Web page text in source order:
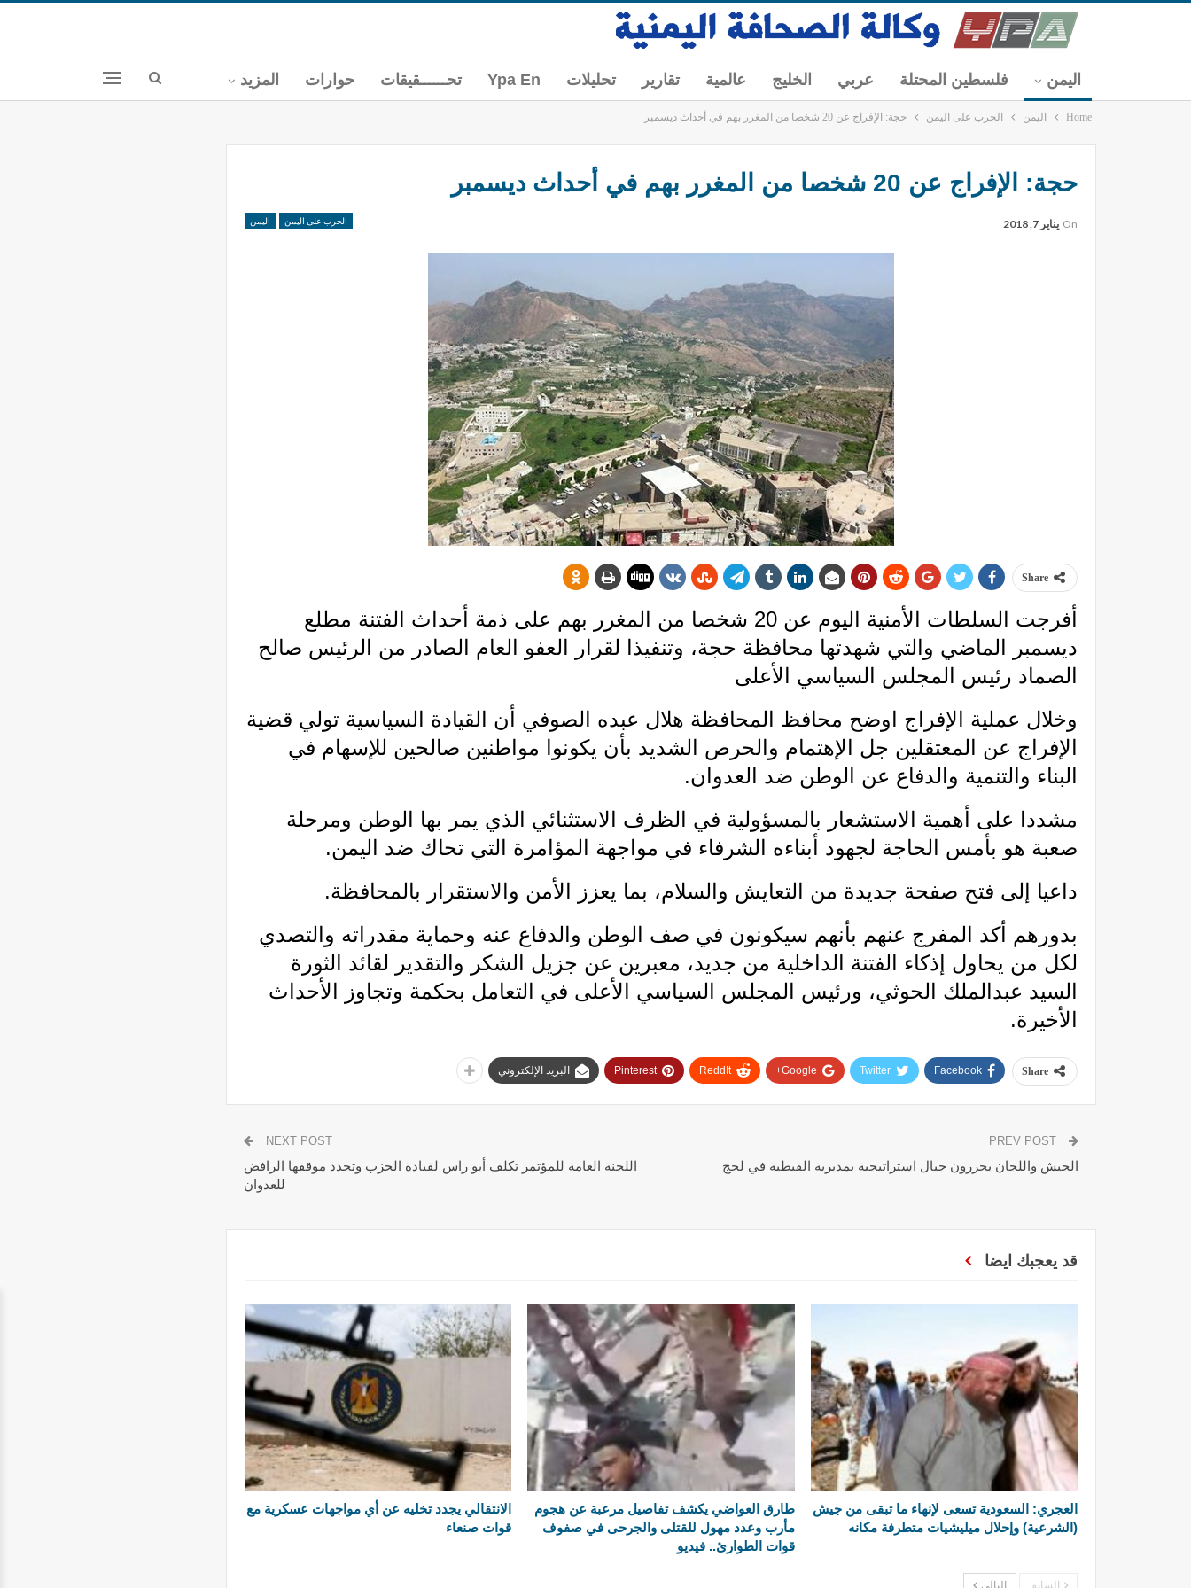
اليمن فلسطين المحتلة عربي الخليج عالمية تقارير تحليلات Ypa En تحــــــقيقات حوارات المزيد
Home اليمن الحرب على اليمن حجة: الإفراج عن 20 شخصا من المغرر بهم في أحداث ديسمبر
حجة: الإفراج عن 20 شخصا من المغرر بهم في أحداث ديسمبر
الحرب على اليمن اليمن On يناير 7, 2018
Share
أفرجت السلطات الأمنية اليوم عن 20 شخصا من المغرر بهم على ذمة أحداث الفتنة مطلع
ديسمبر الماضي والتي شهدتها محافظة حجة، وتنفيذا لقرار العفو العام الصادر من الرئيس صالح
الصماد رئيس المجلس السياسي الأعلى
وخلال عملية الإفراج اوضح محافظ المحافظة هلال عبده الصوفي أن القيادة السياسية تولي قضية
الإفراج عن المعتقلين جل الإهتمام والحرص الشديد بأن يكونوا مواطنين صالحين للإسهام في
البناء والتنمية والدفاع عن الوطن ضد العدوان.
مشددا على أهمية الاستشعار بالمسؤولية في الظرف الاستثنائي الذي يمر بها الوطن ومرحلة
صعبة هو بأمس الحاجة لجهود أبناءه الشرفاء في مواجهة المؤامرة التي تحاك ضد اليمن.
داعيا إلى فتح صفحة جديدة من التعايش والسلام، بما يعزز الأمن والاستقرار بالمحافظة.
بدورهم أكد المفرج عنهم بأنهم سيكونون في صف الوطن والدفاع عنه وحماية مقدراته والتصدي
لكل من يحاول إذكاء الفتنة الداخلية من جديد، معبرين عن جزيل الشكر والتقدير لقائد الثورة
السيد عبدالملك الحوثي، ورئيس المجلس السياسي الأعلى في التعامل بحكمة وتجاوز الأحداث
الأخيرة.
Share
Facebook
Twitter
Google+
ReddIt
Pinterest البريد الإلكتروني
الجيش واللجان يحررون جبال استراتيجية بمديرية القبطية في لحج
NEXT POST
اللجنة العامة للمؤتمر تكلف أبو راس لقيادة الحزب وتجدد موقفها الرافض
للعدوان
قد يعجبك ايضا
العجري: السعودية تسعى لإنهاء ما تبقى من جيش
(الشرعية) وإحلال ميليشيات متطرفة مكانه
طارق العواضي يكشف تفاصيل مرعبة عن هجوم
مأرب وعدد مهول للقتلى والجرحى في صفوف
قوات الطوارئ.. فيديو
الانتقالي يجدد تخليه عن أي مواجهات عسكرية مع
قوات صنعاء